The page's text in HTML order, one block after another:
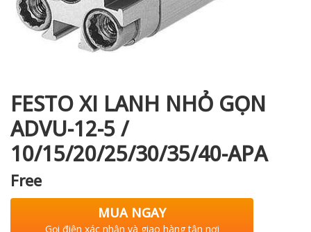
FESTO XI LANH NHỎ GỌN
ADVU-12-5 /
10/15/20/25/30/35/40-APA
Free
MUA NGAY
Gọi điện xác nhận và giao hàng tận nơi